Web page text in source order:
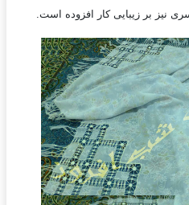
نیز بر زیبایی کار افزوده است.